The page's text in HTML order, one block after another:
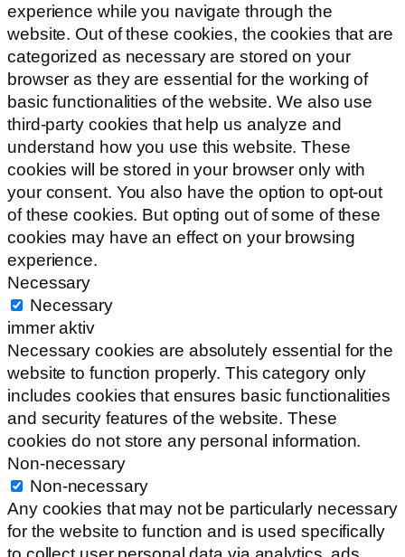
experience while you navigate through the
website. Out of these cookies, the cookies that are
categorized as necessary are stored on your
browser as they are essential for the working of
basic functionalities of the website. We also use
third-party cookies that help us analyze and
understand how you use this website. These
cookies will be stored in your browser only with
your consent. You also have the option to opt-out
of these cookies. But opting out of some of these
cookies may have an effect on your browsing
experience.
Necessary
Necessary
immer aktiv
Necessary cookies are absolutely essential for the
website to function properly. This category only
includes cookies that ensures basic functionalities
and security features of the website. These
cookies do not store any personal information.
Non-necessary
Non-necessary
Any cookies that may not be particularly necessary
for the website to function and is used specifically